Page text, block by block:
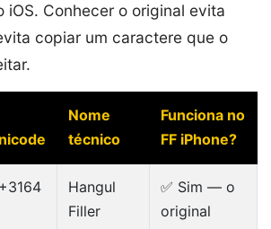
iOS. Conhecer o original evita
copiar um caractere que o
Nome
técnico
Funciona no
FF iPhone?
Hangul
Filler
✅ Sim — o
original